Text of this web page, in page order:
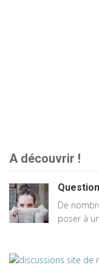
A découvrir !
De
poser à